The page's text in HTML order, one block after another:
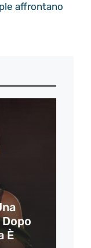
affrontano
È